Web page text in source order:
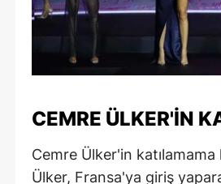
CEMRE ÜLKER'IN
Cemre Ülker'in katılamama
Ülker, Fransa'ya giriş